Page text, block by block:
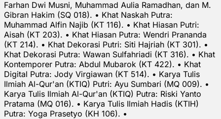
Farhan Dwi Musni, Muhammad Aulia Ramadhan, dan M.
Gibran Hakim (SQ 018). • Khat Naskah Putra:
Muhammad Alfin Najib (KT 116). • Khat Hiasan Putri:
Aisah (KT 203). • Khat Hiasan Putra: Wendri Prananda
(KT 214). • Khat Dekorasi Putri: Siti Hajriah (KT 301). •
Khat Dekorasi Putra: Wawan Sulfahriadi (KT 316). • Khat
Kontemporer Putra: Abdul Mubarok (KT 422). • Khat
Digital Putra: Jody Virgiawan (KT 514). • Karya Tulis
Ilmiah Al-Qur'an (KTIQ) Putri: Ayu Sumbari (MQ 009). •
Karya Tulis Ilmiah Al-Qur'an (KTIQ) Putra: Riski Yanto
Pratama (MQ 016). • Karya Tulis Ilmiah Hadis (KTIH)
Putra: Yoga Prasetyo (KH 106). •